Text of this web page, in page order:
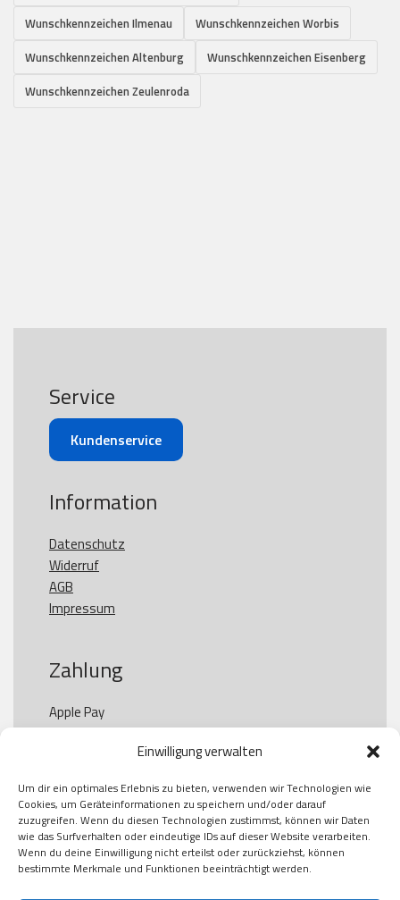
Einwilligung verwalten
Um dir ein optimales Erlebnis zu bieten, verwenden wir Technologien wie
Cookies, um Geräteinformationen zu speichern und/oder darauf
zuzugreifen. Wenn du diesen Technologien zustimmst, können wir Daten
wie das Surfverhalten oder eindeutige IDs auf dieser Website verarbeiten.
Wenn du deine Einwilligung nicht erteilst oder zurückziehst, können
bestimmte Merkmale und Funktionen beeinträchtigt werden.
Wunschkennzeichen Ilmenau
Wunschkennzeichen Worbis
Wunschkennzeichen Altenburg
Wunschkennzeichen Eisenberg
Wunschkennzeichen Zeulenroda
Service
Kundenservice
Information
Datenschutz
Widerruf
AGB
Impressum
Zahlung
Apple Pay
Paypal
Kauf auf Rechung
Klarna
American Express